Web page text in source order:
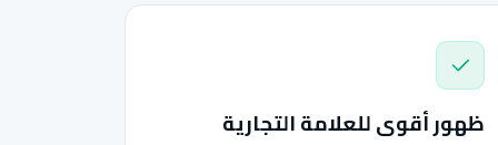
ظهور أقوى للعلامة التجارية